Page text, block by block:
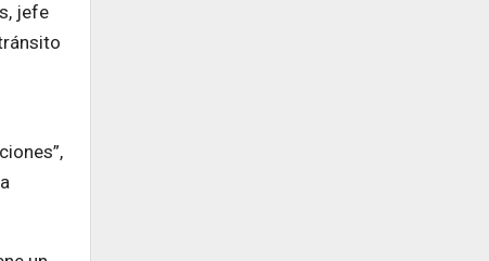
jefe